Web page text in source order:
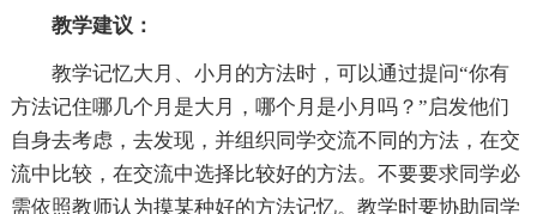
教学建议：
教学记忆大月、小月的方法时，可以通过提问“你有
方法记住哪几个月是大月，哪个月是小月吗？”启发他们
自身去考虑，去发现，并组织同学交流不同的方法，在交
流中比较，在交流中选择比较好的方法。不要要求同学必
需依照教师认为摸某种好的方法记忆。教学时要协助同学